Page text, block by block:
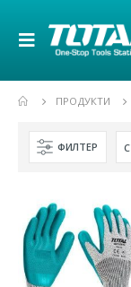
ПРОДУКТИ
ФИЛТЕР